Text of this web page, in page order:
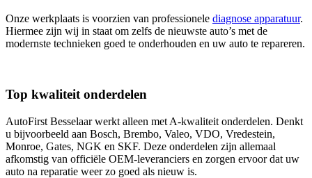
Onze werkplaats is voorzien van professionele diagnose apparatuur.
Hiermee zijn wij in staat om zelfs de nieuwste auto’s met de
modernste technieken goed te onderhouden en uw auto te repareren.
Top kwaliteit onderdelen
AutoFirst Besselaar werkt alleen met A-kwaliteit onderdelen. Denkt
u bijvoorbeeld aan Bosch, Brembo, Valeo, VDO, Vredestein,
Monroe, Gates, NGK en SKF. Deze onderdelen zijn allemaal
afkomstig van officiële OEM-leveranciers en zorgen ervoor dat uw
auto na reparatie weer zo goed als nieuw is.